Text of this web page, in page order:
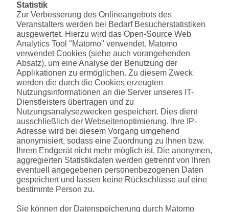
Statistik
Zur Verbesserung des Onlineangebots des
Veranstalters werden bei Bedarf Besucherstatistiken
ausgewertet. Hierzu wird das Open-Source Web
Analytics Tool "Matomo" verwendet. Matomo
verwendet Cookies (siehe auch vorangehenden
Absatz), um eine Analyse der Benutzung der
Applikationen zu ermöglichen. Zu diesem Zweck
werden die durch die Cookies erzeugten
Nutzungsinformationen an die Server unseres IT-
Dienstleisters übertragen und zu
Nutzungsanalysezwecken gespeichert. Dies dient
ausschließlich der Webseitenoptimierung. Ihre IP-
Adresse wird bei diesem Vorgang umgehend
anonymisiert, sodass eine Zuordnung zu Ihnen bzw.
Ihrem Endgerät nicht mehr möglich ist. Die anonymen,
aggregierten Statistikdaten werden getrennt von Ihren
eventuell angegebenen personenbezogenen Daten
gespeichert und lassen keine Rückschlüsse auf eine
bestimmte Person zu.
Sie können der Datenspeicherung durch Matomo